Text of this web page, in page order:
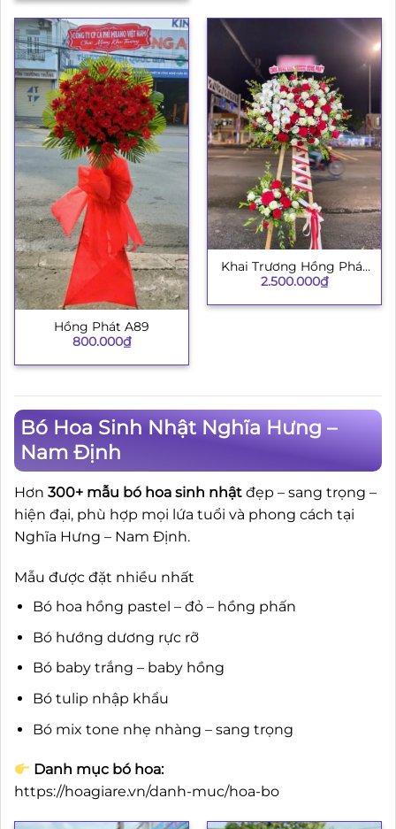
Hồng Phát A89
800.000₫
Khai Trương Hồng Phát
002
2.500.000₫
Bó Hoa Sinh Nhật Nghĩa Hưng –
Nam Định
Hơn 300+ mẫu bó hoa sinh nhật đẹp – sang trọng –
hiện đại, phù hợp mọi lứa tuổi và phong cách tại
Nghĩa Hưng – Nam Định.
Mẫu được đặt nhiều nhất
Bó hoa hồng pastel – đỏ – hồng phấn
Bó hướng dương rực rỡ
Bó baby trắng – baby hồng
Bó tulip nhập khẩu
Bó mix tone nhẹ nhàng – sang trọng
Danh mục bó hoa:
https://hoagiare.vn/danh-muc/hoa-bo